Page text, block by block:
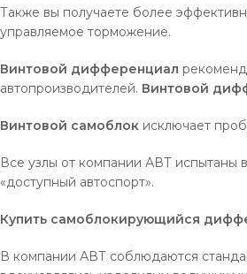
Также вы получаете более
управляемое торможение.
Винтовой дифференциал
автопроизводителей. Винтовой
Винтовой самоблок исключает
Все узлы от компании АВТ испытаны
«доступный автоспорт».
Купить самоблокирующийся
В компании АВТ соблюдаются